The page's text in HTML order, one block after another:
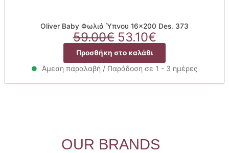
Oliver Baby Φωλιά Ύπνου 16×200 Des. 373
59.00€ Original
price
was:
59.00€.
53.10€Η
τρέχουσα
τιμή
είναι:
53.10€.
Προσθήκη στο καλάθι
Άμεση παραλαβή / Παράδοση σε 1 - 3 ημέρες
OUR BRANDS